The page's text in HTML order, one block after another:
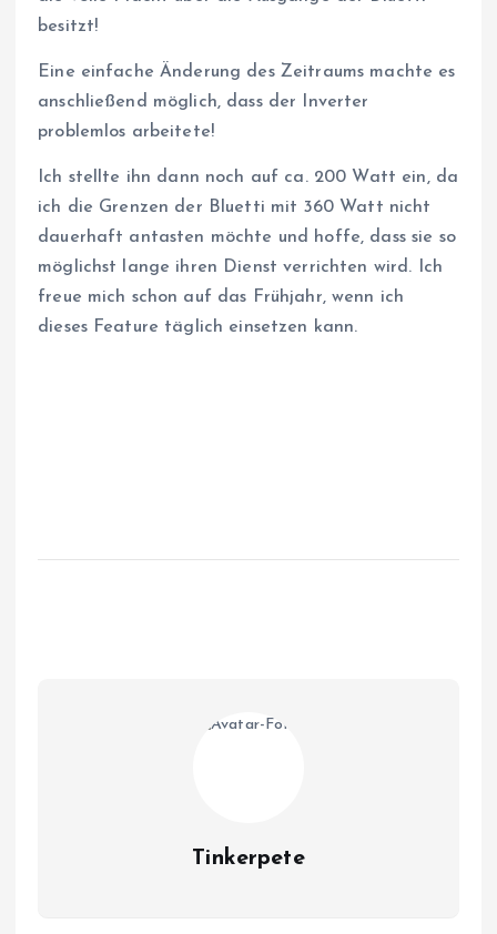
besitzt!
Eine einfache Änderung des Zeitraums machte es
anschließend möglich, dass der Inverter
problemlos arbeitete!
Ich stellte ihn dann noch auf ca. 200 Watt ein, da
ich die Grenzen der Bluetti mit 360 Watt nicht
dauerhaft antasten möchte und hoffe, dass sie so
möglichst lange ihren Dienst verrichten wird. Ich
freue mich schon auf das Frühjahr, wenn ich
dieses Feature täglich einsetzen kann.
Tinkerpete